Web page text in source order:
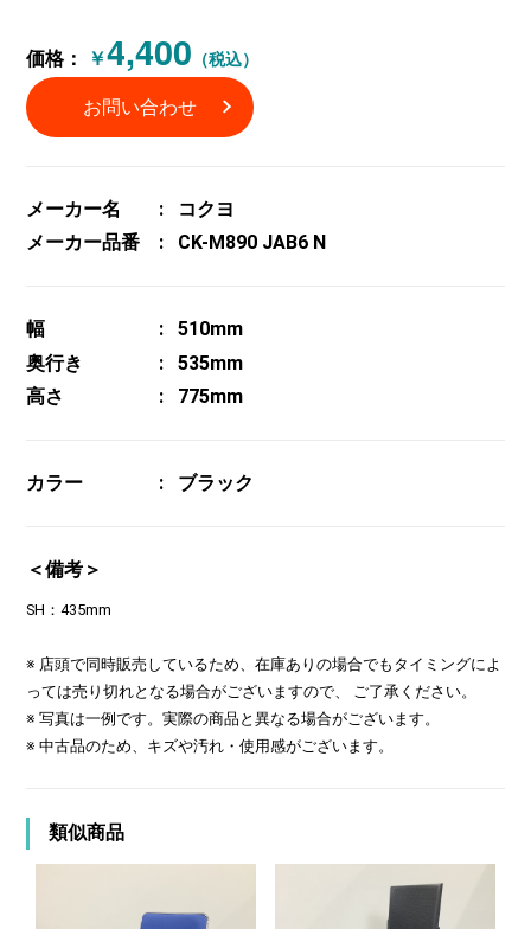
価格： ￥4,400 （税込）
お問い合わせ
メーカー名
コクヨ
メーカー品番
CK-M890 JAB6 N
幅
510mm
奥行き
535mm
高さ
775mm
カラー ブラック
＜備考＞
SH：435mm
※ 店頭で同時販売しているため、在庫ありの場合でもタイミングによ
っては売り切れとなる場合がございますので、 ご了承ください。
※ 写真は一例です。実際の商品と異なる場合がございます。
※ 中古品のため、キズや汚れ・使用感がございます。
類似商品